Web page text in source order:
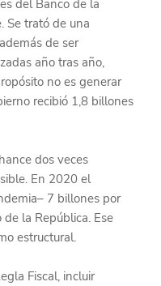
del Banco de la
Se trató de una
de ser
año tras año,
no es generar
recibió 1,8 billones
dos veces
En 2020 el
7 billones por
la República. Ese
estructural.
Fiscal, incluir